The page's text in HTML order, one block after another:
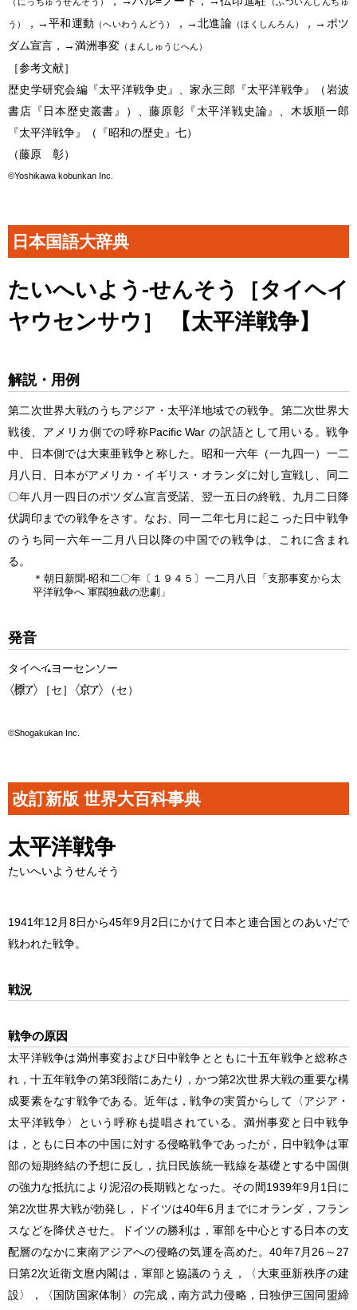
う） ，→平和運動 （へいわうんどう） ，→北進論 （ほくしんろん）
，→ポツ
ダム宣言，→満洲事変 （まんしゅうじへん）
［参考文献］
歴史学研究会編『太平洋戦争史』、家永三郎『太平洋戦争』（岩波
書店『日本歴史叢書』）、藤原彰『太平洋戦史論』、木坂順一郎
『太平洋戦争』（『昭和の歴史』七）
（藤原 彰）
©Yoshikawa kobunkan Inc.
日本国語大辞典
たいへいよう‐せんそう［タイヘイ
ヤウセンサウ］ 【太平洋戦争】
解説・用例
第二次世界大戦のうちアジア・太平洋地域での戦争。第二次世界大
戦後、アメリカ側での呼称Pacific War の訳語として用いる。戦争
中、日本側では大東亜戦争と称した。昭和一六年（一九四一）一二
月八日、日本がアメリカ・イギリス・オランダに対し宣戦し、同二
〇年八月一四日のポツダム宣言受諾、翌一五日の終戦、九月二日降
伏調印までの戦争をさす。なお、同一二年七月に起こった日中戦争
のうち同一六年一二月八日以降の中国での戦争は、これに含まれ
る。
＊朝日新聞‐昭和二〇年〔１９４５〕一二月八日「支那事変から太
平洋戦争へ 軍閥独裁の悲劇」
発音
タイヘ
ヨーセンソー
［セ］
（セ）
©Shogakukan Inc.
改訂新版 世界大百科事典
太平洋戦争
たいへいようせんそう
1941年12月8日から45年9月2日にかけて日本と連合国とのあいだで
戦われた戦争。
戦況
戦争の原因
太平洋戦争は満州事変および日中戦争とともに十五年戦争と総称さ
れ，十五年戦争の第3段階にあたり，かつ第2次世界大戦の重要な構
成要素をなす戦争である。近年は，戦争の実質からして〈アジア・
太平洋戦争〉という呼称も提唱されている。満州事変と日中戦争
は，ともに日本の中国に対する侵略戦争であったが，日中戦争は軍
部の短期終結の予想に反し，抗日民族統一戦線を基礎とする中国側
の強力な抵抗により泥沼の長期戦となった。その間1939年9月1日に
第2次世界大戦が勃発し，ドイツは40年6月までにオランダ，フラン
スなどを降伏させた。ドイツの勝利は，軍部を中心とする日本の支
配層のなかに東南アジアへの侵略の気運を高めた。40年7月26～27
日第2次近衛文麿内閣は，軍部と協議のうえ，〈大東亜新秩序の建
設〉，〈国防国家体制〉の完成，南方武力侵略，日独伊三国同盟締